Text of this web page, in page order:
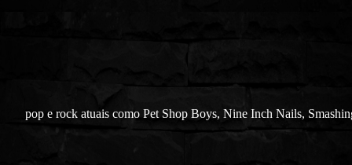
pop e rock atuais como Pet Shop Boys, Nine Inch Nails,